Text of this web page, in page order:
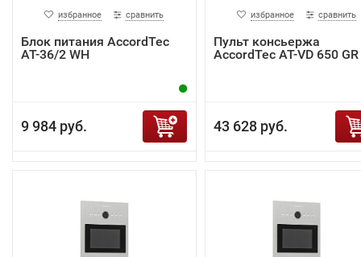
избранное сравнить
Блок питания AccordTec
AT-36/2 WH
9 984 руб.
избранное сравнить
Пульт консьержа
AccordTec AT-VD 650 GR
43 628 руб.